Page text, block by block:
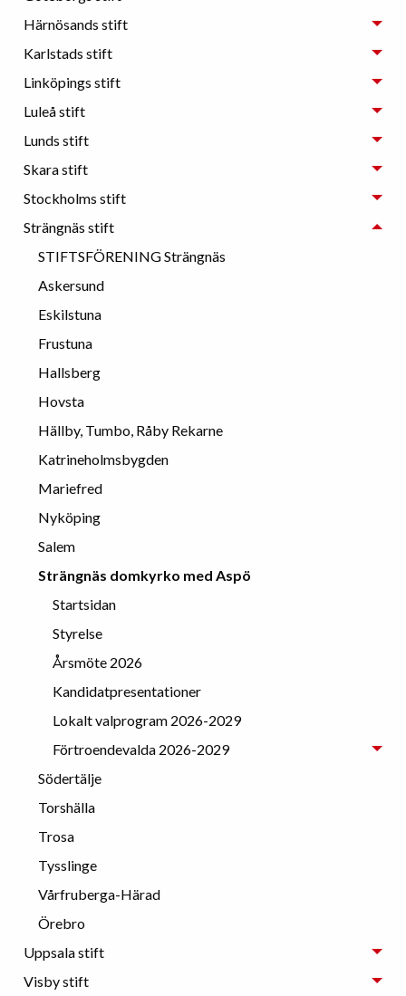
Härnösands stift
Karlstads stift
Linköpings stift
Luleå stift
Lunds stift
Skara stift
Stockholms stift
Strängnäs stift
STIFTSFÖRENING Strängnäs
Askersund
Eskilstuna
Frustuna
Hallsberg
Hovsta
Hällby, Tumbo, Råby Rekarne
Katrineholmsbygden
Mariefred
Nyköping
Salem
Strängnäs domkyrko med Aspö
Startsidan
Styrelse
Årsmöte 2026
Kandidatpresentationer
Lokalt valprogram 2026-2029
Förtroendevalda 2026-2029
Södertälje
Torshälla
Trosa
Tysslinge
Vårfruberga-Härad
Örebro
Uppsala stift
Visby stift